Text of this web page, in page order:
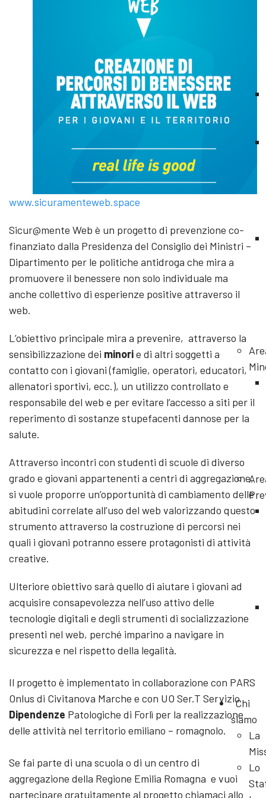
Chi
siamo
La
Lo
www.sicuramenteweb.space
Sicur@mente Web è un progetto di prevenzione co-
finanziato dalla Presidenza del Consiglio dei Ministri –
Dipartimento per le politiche antidroga che mira a
promuovere il benessere non solo individuale ma
anche collettivo di esperienze positive attraverso il
web.
L’obiettivo principale mira a prevenire, attraverso la
sensibilizzazione dei minorie di altri soggetti a
contatto con i giovani (famiglie, operatori, educatori,
allenatori sportivi, ecc.), un utilizzo controllato e
responsabile del web e per evitare l’accesso a siti per il
reperimento di sostanze stupefacenti dannose per la
salute.
Attraverso incontri con studenti di scuole di diverso
grado e giovani appartenenti a centri di aggregazione,
si vuole proporre un’opportunità di cambiamento delle
abitudini correlate all’uso del web valorizzando questo
strumento attraverso la costruzione di percorsi nei
quali i giovani potranno essere protagonisti di attività
creative.
Ulteriore obiettivo sarà quello di aiutare i giovani ad
acquisire consapevolezza nell’uso attivo delle
tecnologie digitali e degli strumenti di socializzazione
presenti nel web, perché imparino a navigare in
sicurezza e nel rispetto della legalità.
Il progetto è implementato in collaborazione con PARS
Onlus di Civitanova Marche e con UO Ser.T Servizio
Dipendenze Patologiche di Forlì per la realizzazione
delle attività nel territorio emiliano – romagnolo.
Se fai parte di una scuola o di un centro di
aggregazione della Regione Emilia Romagna e vuoi
partecipare gratuitamente al progetto chiamaci allo